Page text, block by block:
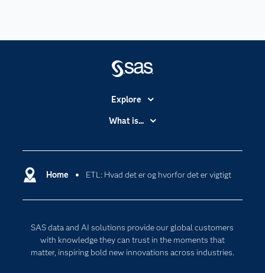
Home ETL: Hvad det er og hvorfor det er vigtigt
SAS data and AI solutions provide our global customers
with knowledge they can trust in the moments that
matter, inspiring bold new innovations across industries.
Explore
Accessibility
Certification
Communities
Documentation
For Educators
What is...
Cloud Computing
Internet of Things